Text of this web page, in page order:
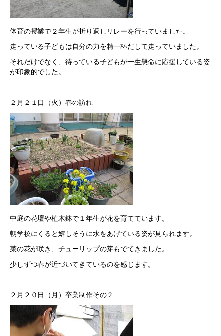
体育の授業で２年生が折り返しリレーを行っていました。
走っている子どもは自分の力を精一杯だして走っていました。
それだけでなく、待っている子どもが一生懸命に応援している姿
が印象的でした。
２月２１日（火）春の訪れ
中庭の花壇や植木鉢で１年生が花を育てています。
朝学校にくると嬉しそうに水をあげている姿が見られます。
菜の花が咲き、チューリップの芽もでてきました。
少しずつ春が近づいてきているのを感じます。
２月２０日（月）卒業制作その２